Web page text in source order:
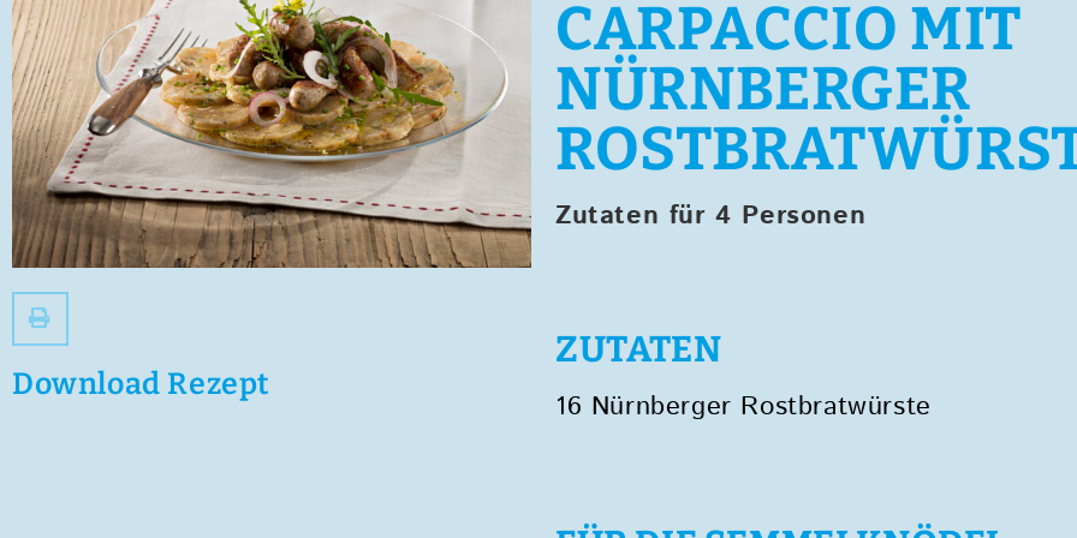
Zugänglichkeitsmenü
zu
gelangen.
Download Rezept
CARPACCIO MIT
NÜRNBERGER
Zutaten für 4 Personen
ZUTATEN
16 Nürnberger Rostbratwürste